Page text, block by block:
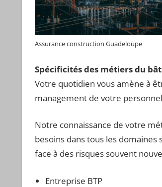
Assurance construction Guadeloupe
Spécificités des métiers du
Votre quotidien vous amène à
management de votre
Notre connaissance de votre
besoins dans tous les domaines
face à des risques souvent
Entreprise BTP